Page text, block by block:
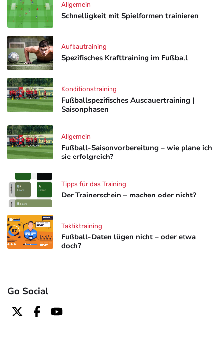
Schnelligkeit mit Spielformen trainieren
Allgemein
Spezifisches Krafttraining im Fußball
Aufbautraining
Fußballspezifisches Ausdauertraining |
Saisonphasen
Konditionstraining
Fußball-Saisonvorbereitung – wie plane ich
sie erfolgreich?
Allgemein
Der Trainerschein – machen oder nicht?
Tipps für das Training
Fußball-Daten lügen nicht – oder etwa
doch?
Taktiktraining
Go Social